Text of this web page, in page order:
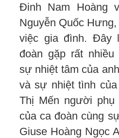
Đinh Nam Hoàng
Nguyễn Quốc
việc gia đình. Đây
đoàn gặp rất
sự nhiệt tâm của
và sự nhiệt tình
Thị Mến người phụ
của ca đoàn cùng
Giuse Hoàng Ngọc